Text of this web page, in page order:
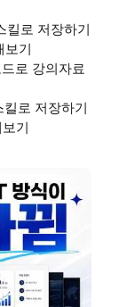
킬로 저장하기
보기
로 강의자료
로 저장하기
기